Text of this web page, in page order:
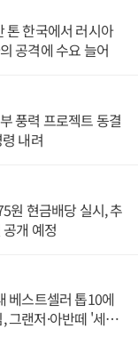
톤 한국에서 러시아
공격에 수요 늘어
풍력 프로젝트 동결
내려
원 현금배당 실시, 추
개 예정
베스트셀러 톱10에
그랜저·아반떼 '세단